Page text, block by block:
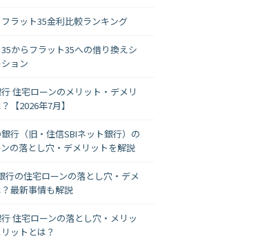
フラット35金利比較ランキング
からフラット35への借り換えシ
ョン
住宅ローンのメリット・デメリ
【2026年7月】
行（旧・住信SBIネット銀行）の
の落とし穴・デメリットを解説
行の住宅ローンの落とし穴・デメ
最新事情も解説
住宅ローンの落とし穴・メリッ
ットとは？